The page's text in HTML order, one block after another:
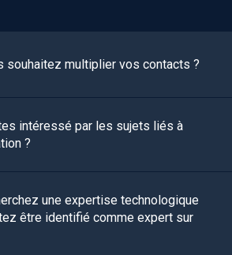
souhaitez multiplier vos contacts ?
intéressé par les sujets liés à
?
une expertise technologique
être identifié comme expert sur